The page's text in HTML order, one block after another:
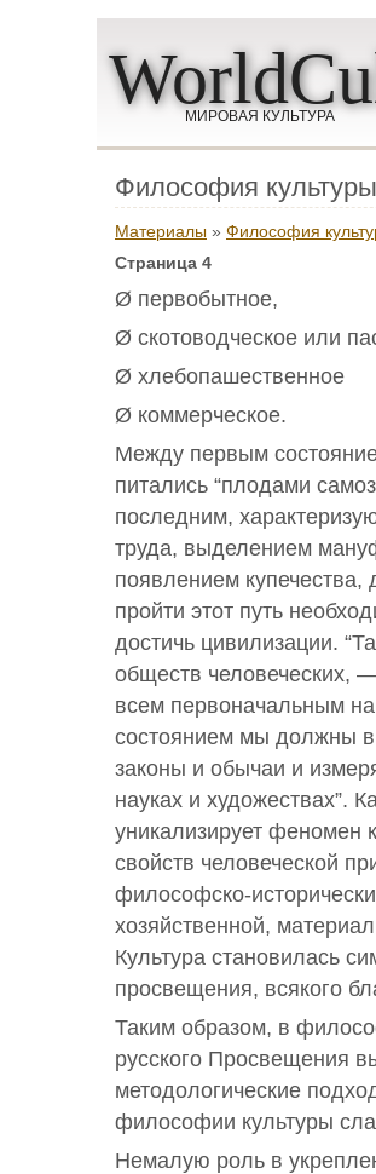
МИРОВАЯ КУЛЬТУРА
Философия
Материалы » Философия
Страница 4
Ø первобытное,
Ø скотоводческое или
Ø хлебопашественное
Ø коммерческое.
Между первым
питались “плодами
последним,
труда, выделением
появлением купечества,
пройти этот путь
достичь цивилизации.
обществ человеческих,
всем первоначальным
состоянием мы должны
законы и обычаи и
науках и художествах”.
уникализирует феномен
свойств человеческой
философско-
хозяйственной,
Культура становилась
просвещения, всякого
Таким образом, в
русского Просвещения
методологические
философии культуры
Немалую роль в